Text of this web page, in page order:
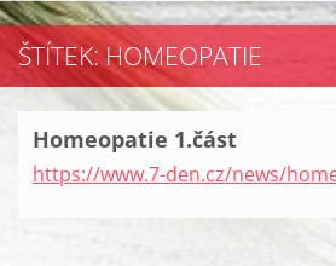
ŠTÍTEK: HOMEOPATIE
Homeopatie 1.část
https://www.7-den.cz/news/